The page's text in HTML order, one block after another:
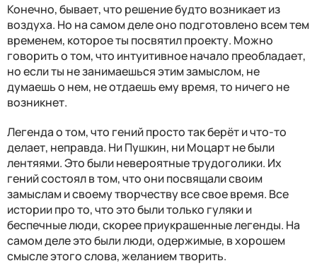
Конечно, бывает, что решение будто возникает из
воздуха. Но на самом деле оно подготовлено всем тем
временем, которое ты посвятил проекту. Можно
говорить о том, что интуитивное начало преобладает,
но если ты не занимаешься этим замыслом, не
думаешь о нем, не отдаешь ему время, то ничего не
возникнет.
Легенда о том, что гений просто так берёт и что-то
делает, неправда. Ни Пушкин, ни Моцарт не были
лентяями. Это были невероятные трудоголики. Их
гений состоял в том, что они посвящали своим
замыслам и своему творчеству все свое время. Все
истории про то, что это были только гуляки и
беспечные люди, скорее приукрашенные легенды. На
самом деле это были люди, одержимые, в хорошем
смысле этого слова, желанием творить.